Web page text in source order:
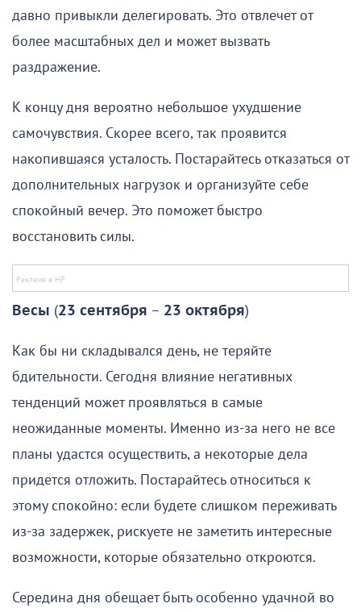
давно привыкли делегировать. Это отвлечет от
более масштабных дел и может вызвать
раздражение.
К концу дня вероятно небольшое ухудшение
самочувствия. Скорее всего, так проявится
накопившаяся усталость. Постарайтесь отказаться от
дополнительных нагрузок и организуйте себе
спокойный вечер. Это поможет быстро
восстановить силы.
Весы (23 сентября – 23 октября)
Как бы ни складывался день, не теряйте
бдительности. Сегодня влияние негативных
тенденций может проявляться в самые
неожиданные моменты. Именно из-за него не все
планы удастся осуществить, а некоторые дела
придется отложить. Постарайтесь относиться к
этому спокойно: если будете слишком переживать
из-за задержек, рискуете не заметить интересные
возможности, которые обязательно откроются.
Середина дня обещает быть особенно удачной во